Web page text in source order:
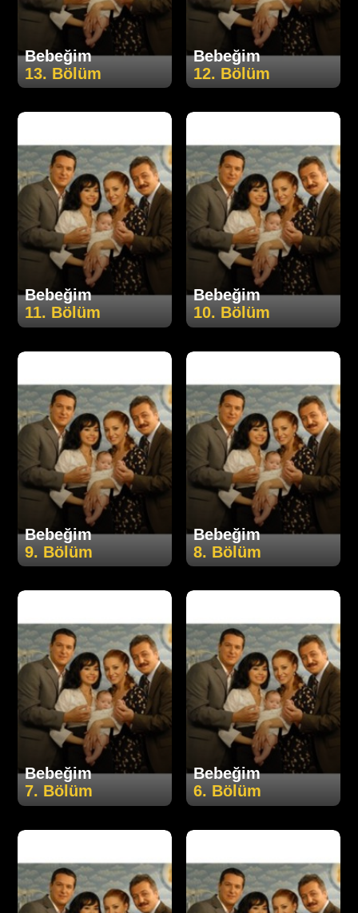
Bebeğim
13. Bölüm
Bebeğim
12. Bölüm
Bebeğim
11. Bölüm
Bebeğim
10. Bölüm
Bebeğim
9. Bölüm
Bebeğim
8. Bölüm
Bebeğim
7. Bölüm
Bebeğim
6. Bölüm